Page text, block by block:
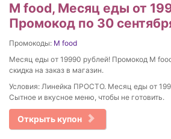
M food, Месяц еды от
Промокод по 30
Промокоды: M food
Месяц еды от 19990 рублей! Промокод M
скидка на заказ в магазин.
Условия: Линейка ПРОСТО. Месяц еды от
Сытное и вкусное меню, чтобы не готовить.
Открыть купон